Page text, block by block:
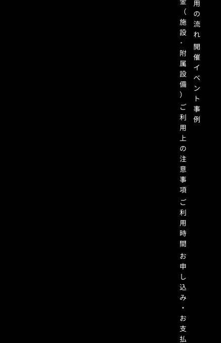
（
施
設
･
附
属
設
備
）
ご
利
用
上
の
注
意
事
項
ご
利
用
時
間
お
申
し
込
み
・
お
支
払
用
の
流
れ
開
催
イ
ベ
ン
ト
事
例